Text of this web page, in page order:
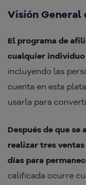
Visión General
El programa de
cualquier
incluyendo las
cuenta en esta
usarla para
Después de que
realizar tres
días para
calificada ocurre